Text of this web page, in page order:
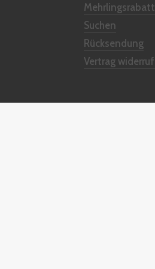
Mehrlingsrabatt
Suchen
Rücksendung
Vertrag